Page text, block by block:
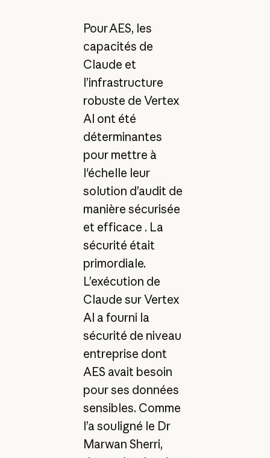
Pour AES, les
capacités de
Claude et
l’infrastructure
robuste de Vertex
AI ont été
déterminantes
pour mettre à
l'échelle leur
solution d’audit de
manière sécurisée
et efficace . La
sécurité était
primordiale.
L’exécution de
Claude sur Vertex
AI a fourni la
sécurité de niveau
entreprise dont
AES avait besoin
pour ses données
sensibles. Comme
l’a souligné le Dr
Marwan Sherri,